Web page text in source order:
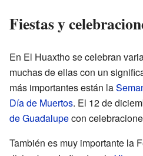
Fiestas y
En El Huaxtho se celebran
muchas de ellas con un
más importantes están la
Día de Muertos. El 12 de
de Guadalupecon
También es muy importante la